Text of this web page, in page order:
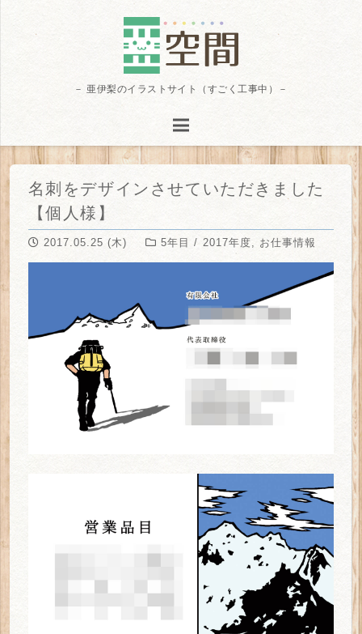
－ 亜伊梨のイラストサイト（すごく工事中）－
名刺をデザインさせていただきました
【個人様】
2017.05.25 (木) 5年目 / 2017年度 お仕事情報